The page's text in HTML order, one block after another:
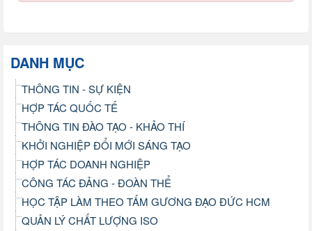
DANH MỤC
THÔNG TIN - SỰ KIỆN
HỢP TÁC QUỐC TẾ
THÔNG TIN ĐÀO TẠO - KHẢO THÍ
KHỞI NGHIỆP ĐỔI MỚI SÁNG TẠO
HỢP TÁC DOANH NGHIỆP
CÔNG TÁC ĐẢNG - ĐOÀN THỂ
HỌC TẬP LÀM THEO TẤM GƯƠNG ĐẠO ĐỨC HCM
QUẢN LÝ CHẤT LƯỢNG ISO